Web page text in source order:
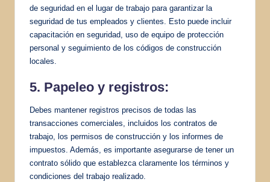
de seguridad en el lugar de trabajo para garantizar la
seguridad de tus empleados y clientes. Esto puede incluir
capacitación en seguridad, uso de equipo de protección
personal y seguimiento de los códigos de construcción
locales.
5. Papeleo y registros:
Debes mantener registros precisos de todas las
transacciones comerciales, incluidos los contratos de
trabajo, los permisos de construcción y los informes de
impuestos. Además, es importante asegurarse de tener un
contrato sólido que establezca claramente los términos y
condiciones del trabajo realizado.